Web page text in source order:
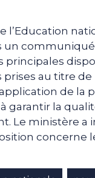
l’Education
un
principales
au titre de
de la
garantir la
Le ministère a
concerne